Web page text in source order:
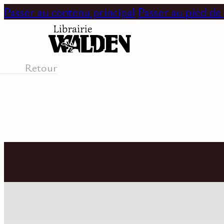
Passer au contenu principal Passer au pied de
Retour